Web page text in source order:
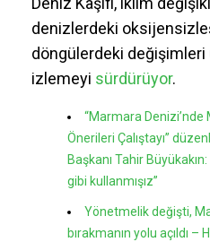
denizlerdeki
döngülerdeki
izlemeyi sürdürüyor.
“Marmara
Önerileri Çalıştayı”
Başkanı Tahir
gibi kullanmışız”
Yönetmelik değişti,
bırakmanın yolu açıldı